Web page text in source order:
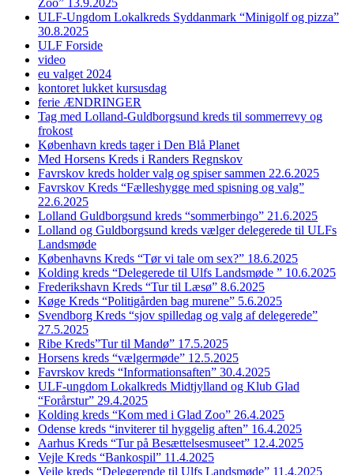
Zoo” 13.9.2025
ULF-Ungdom Lokalkreds Syddanmark “Minigolf og pizza”
30.8.2025
ULF Forside
video
eu valget 2024
kontoret lukket kursusdag
ferie ÆNDRINGER
Tag med Lolland-Guldborgsund kreds til sommerrevy og
frokost
København kreds tager i Den Blå Planet
Med Horsens Kreds i Randers Regnskov
Favrskov kreds holder valg og spiser sammen 22.6.2025
Favrskov Kreds “Fælleshygge med spisning og valg”
22.6.2025
Lolland Guldborgsund kreds “sommerbingo” 21.6.2025
Lolland og Guldborgsund kreds vælger delegerede til ULFs
Landsmøde
Københavns Kreds “Tør vi tale om sex?” 18.6.2025
Kolding kreds “Delegerede til Ulfs Landsmøde ” 10.6.2025
Frederikshavn Kreds “Tur til Læsø” 8.6.2025
Køge Kreds “Politigården bag murene” 5.6.2025
Svendborg Kreds “sjov spilledag og valg af delegerede”
27.5.2025
Ribe Kreds”Tur til Mandø” 17.5.2025
Horsens kreds “vælgermøde” 12.5.2025
Favrskov kreds “Informationsaften” 30.4.2025
ULF-ungdom Lokalkreds Midtjylland og Klub Glad
“Forårstur” 29.4.2025
Kolding kreds “Kom med i Glad Zoo” 26.4.2025
Odense kreds “inviterer til hyggelig aften” 16.4.2025
Aarhus Kreds “Tur på Besættelsesmuseet” 12.4.2025
Vejle Kreds “Bankospil” 11.4.2025
Vejle kreds “Delegerende til Ulfs Landsmøde” 11.4.2025